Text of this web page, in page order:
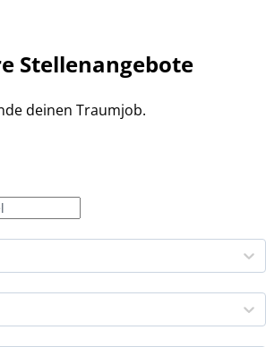
Stellenangebote
deinen Traumjob.